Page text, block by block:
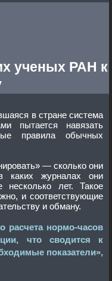
ученых РАН к
правила обычных
— сколько они
каких журналах они
требования ведут лишь к очковтирательству и обману.
расчета нормо-часов